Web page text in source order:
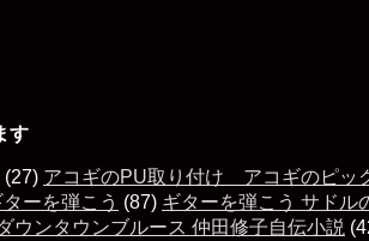
す
(27) アコギのPU取り付け アコギのピッ
ターを弾こう (87) ギターを弾こう サドル
ウンタウンブルース 仲田修子自伝小説